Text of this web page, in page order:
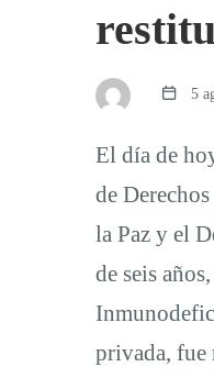
de
6
años,
un
5
El día de
de
la Paz y el
de seis
privada, fue